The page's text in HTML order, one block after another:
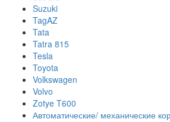
Suzuki
TagAZ
Tata
Tatra 815
Tesla
Toyota
Volkswagen
Volvo
Zotye T600
Автоматические/ механические